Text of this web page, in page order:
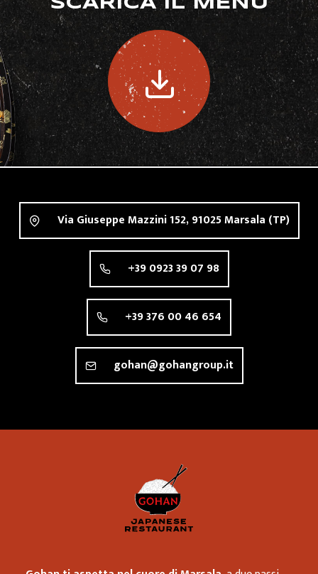
SCARICA IL MENÙ
Via Giuseppe Mazzini 152,91025Marsala (TP)
+39 0923 39 07 98
+39 376 00 46 654
gohan@gohangroup.it